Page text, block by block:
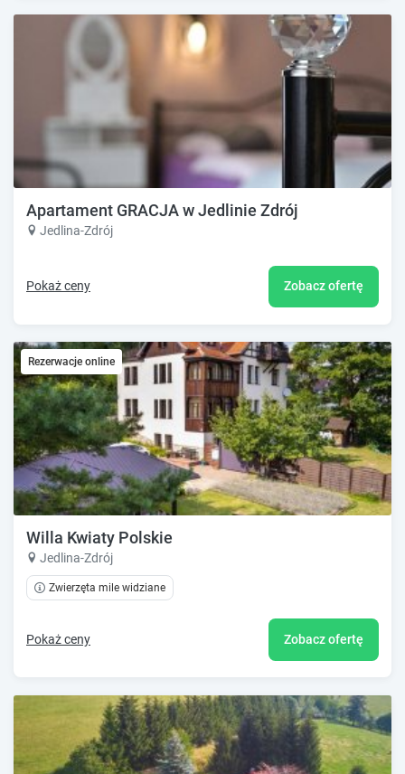
Apartament GRACJA w Jedlinie Zdrój
Jedlina-Zdrój
Pokaż ceny Zobacz ofertę
Rezerwacje online
Willa Kwiaty Polskie
Jedlina-Zdrój
Zwierzęta mile widziane
Pokaż ceny Zobacz ofertę